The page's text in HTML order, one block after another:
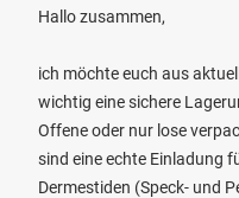
Hallo zusammen,
ich möchte euch aus
wichtig eine sichere
Offene oder nur lose
sind eine echte Einladung
Dermestiden (Speck- und